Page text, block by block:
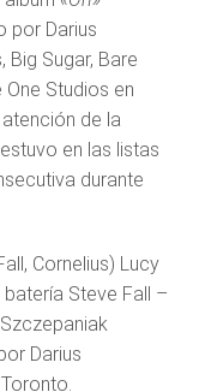
por Darius
Big Sugar, Bare
One Studios en
de la
en las listas
durante
Cornelius) Lucy
Steve Fall –
Darius